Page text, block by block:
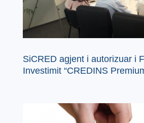
SiCRED agjent i autorizuar i
Investimit “CREDINS